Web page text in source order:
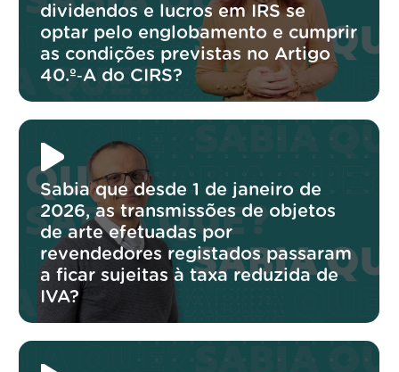
dividendos e lucros em IRS se
optar pelo englobamento e cumprir
as condições previstas no Artigo
40.º‑A do CIRS?
Sabia que desde 1 de janeiro de
2026, as transmissões de objetos
de arte efetuadas por
revendedores registados passaram
a ficar sujeitas à taxa reduzida de
IVA?